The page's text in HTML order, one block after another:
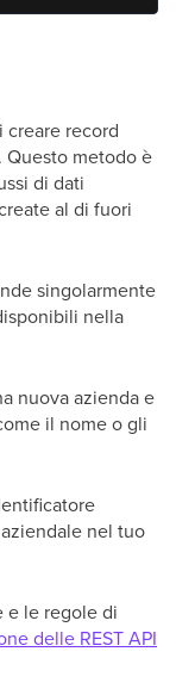
record
Questo metodo è
di dati
al di fuori
singolarmente
nella
nuova azienda e
il nome o gli
nel tuo
e le regole di
delle REST API